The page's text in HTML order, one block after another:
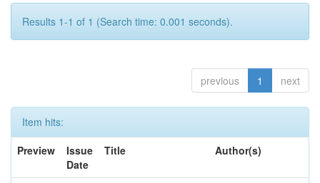
Results 1-1 of 1 (Search time: 0.001 seconds).
previous 1 next
Item hits:
Preview
Issue
Date
Title Author(s)